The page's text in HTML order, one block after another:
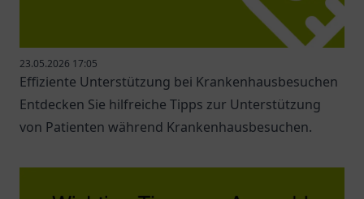
23.05.2026 17:05
Effiziente Unterstützung bei Krankenhausbesuchen
Entdecken Sie hilfreiche Tipps zur Unterstützung
von Patienten während Krankenhausbesuchen.